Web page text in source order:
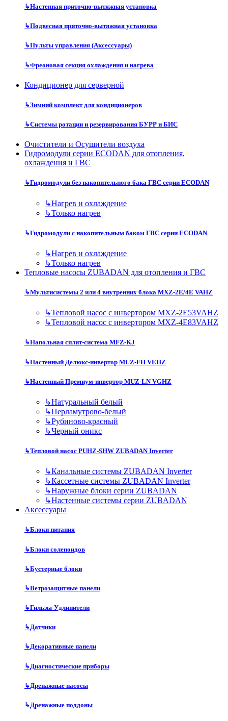
↳Настенная приточно-вытяжная установка
↳Подвесная приточно-вытяжная установка
↳Пульты управления (Аксессуары)
↳Фреоновая секция охлаждения и нагрева
Кондиционер для серверной
↳Зимний комплект для кондиционеров
↳Системы ротации и резервирования БУРР и БИС
Очистители и Осушители воздуха
Гидромодули серии ECODAN для отопления,
охлаждения и ГВС
↳Гидромодули без накопительного бака ГВС серии ECODAN
↳Нагрев и охлаждение
↳Только нагрев
↳Гидромодули с накопительным баком ГВС серии ECODAN
↳Нагрев и охлаждение
↳Только нагрев
Тепловые насосы ZUBADAN для отопления и ГВС
↳Мультисистемы 2 или 4 внутренних блока MXZ-2E/4E VAHZ
↳Тепловой насос с инвертором MXZ-2E53VAHZ
↳Тепловой насос с инвертором MXZ-4E83VAHZ
↳Напольная сплит-система MFZ-KJ
↳Настенный Делюкс-инвертор MUZ-FH VEHZ
↳Настенный Премиум-инвертор MUZ-LN VGHZ
↳Натуральный белый
↳Перламутрово-белый
↳Рубиново-красный
↳Черный оникс
↳Тепловой насос PUHZ-SHW ZUBADAN Inverter
↳Канальные системы ZUBADAN Inverter
↳Кассетные системы ZUBADAN Inverter
↳Наружные блоки серии ZUBADAN
↳Настенные системы серии ZUBADAN
Аксесcуары
↳Блоки питания
↳Блоки соленоидов
↳Бустерные блоки
↳Ветрозащитные панели
↳Гильзы-Удлинители
↳Датчики
↳Декоративные панели
↳Диагностические приборы
↳Дренажные насосы
↳Дренажные поддоны